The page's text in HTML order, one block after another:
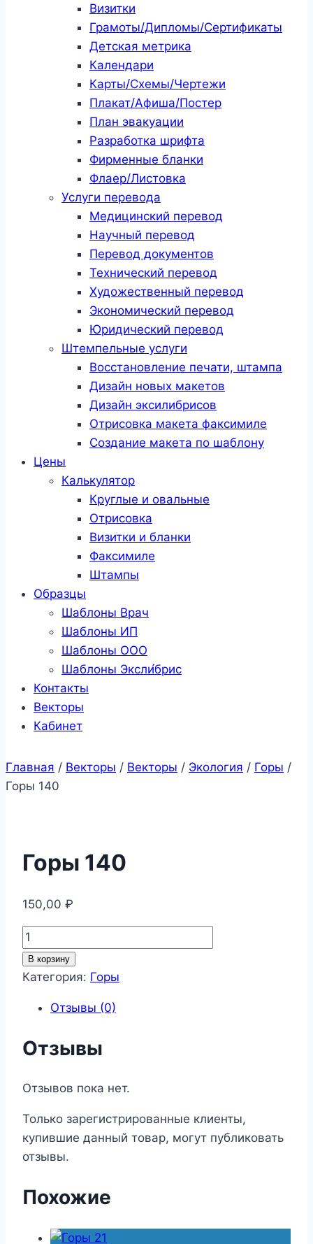
Визитки
Грамоты/Дипломы/Сертификаты
Детская метрика
Календари
Карты/Схемы/Чертежи
Плакат/Афиша/Постер
План эвакуации
Разработка шрифта
Фирменные бланки
Флаер/Листовка
Услуги перевода
Медицинский перевод
Научный перевод
Перевод документов
Технический перевод
Художественный перевод
Экономический перевод
Юридический перевод
Штемпельные услуги
Восстановление печати, штампа
Дизайн новых макетов
Дизайн эксилибрисов
Отрисовка макета факсимиле
Создание макета по шаблону
Цены
Калькулятор
Круглые и овальные
Отрисовка
Визитки и бланки
Факсимиле
Штампы
Образцы
Шаблоны Врач
Шаблоны ИП
Шаблоны ООО
Шаблоны Эксли́брис
Контакты
Векторы
Кабинет
Главная / Векторы / Векторы / Экология / Горы /
Горы 140
Горы 140
150,00 ₽
Количество
товара
Горы
В корзину
Категория: Горы
Отзывы (0)
Отзывы
Отзывов пока нет.
Только зарегистрированные клиенты,
купившие данный товар, могут публиковать
отзывы.
Похожие